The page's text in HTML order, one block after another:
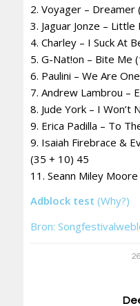
2. Voyager – Dreamer
3. Jaguar Jonze –
4. Charley – I Suck At
5. G-Nat!on – Bite Me
6. Paulini – We Are
7. Andrew Lambrou –
8. Jude York – I
9. Erica Padilla – To
9. Isaiah Firebrace &
(35 + 10) 45
11. Seann Miley
Adblock test (Why?)
Bron: